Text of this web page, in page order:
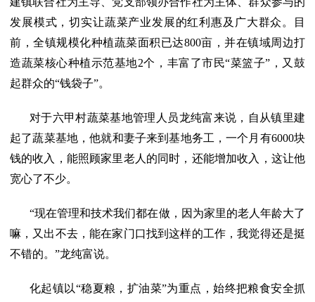
发展模式，切实让蔬菜产业发展的红利惠及广大群众。目
前，全镇规模化种植蔬菜面积已达800亩，并在镇域周边打
造蔬菜核心种植示范基地2个，丰富了市民“菜篮子”，又鼓
起群众的“钱袋子”。
对于六甲村蔬菜基地管理人员龙纯富来说，自从镇里建
起了蔬菜基地，他就和妻子来到基地务工，一个月有6000块
钱的收入，能照顾家里老人的同时，还能增加收入，这让他
宽心了不少。
“现在管理和技术我们都在做，因为家里的老人年龄大了
嘛，又出不去，能在家门口找到这样的工作，我觉得还是挺
不错的。”龙纯富说。
化起镇以“稳夏粮，扩油菜”为重点，始终把粮食安全抓